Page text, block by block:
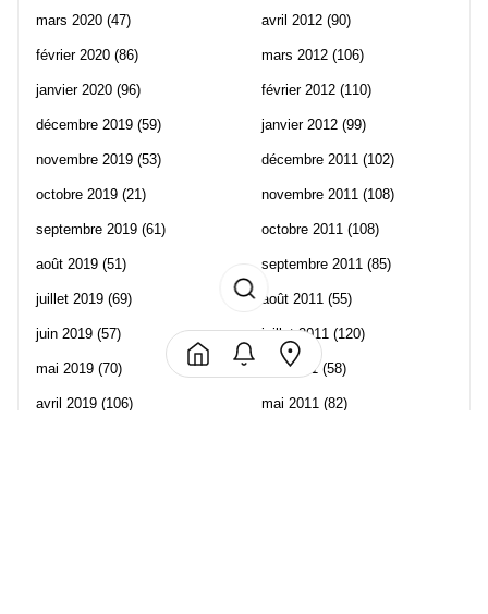
mars 2020 (47)
février 2020 (86)
janvier 2020 (96)
décembre 2019 (59)
novembre 2019 (53)
octobre 2019 (21)
septembre 2019 (61)
août 2019 (51)
juillet 2019 (69)
juin 2019 (57)
mai 2019 (70)
avril 2019 (106)
avril 2012 (90)
mars 2012 (106)
février 2012 (110)
janvier 2012 (99)
décembre 2011 (102)
novembre 2011 (108)
octobre 2011 (108)
septembre 2011 (85)
août 2011 (55)
juillet 2011 (120)
juin 2011(58)
mai 2011 (82)